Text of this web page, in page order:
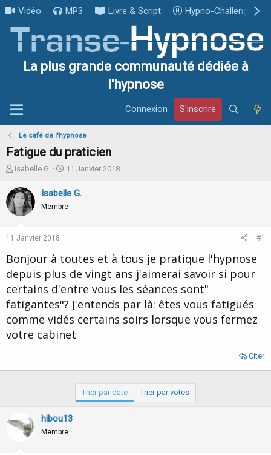
Vidéo MP3 Livre & Script Hypno-Challenge
La plus grande communauté dédiée à
l'hypnose
Connexion S'inscrire
Le café de l'hypnose
Fatigue du praticien
I
i
t
i
u
d
e
a
d
i
n
Isabelle G.
D
t
d
b
t
11 Janvier 2018
Isabelle G.
Membre
11 Janvier 2018 #1
Bonjour à toutes et à tous je pratique l'hypnose
depuis plus de vingt ans j'aimerai savoir si pour
certains d'entre vous les séances sont"
fatigantes"? J'entends par là: êtes vous fatigués
comme vidés certains soirs lorsque vous fermez
votre cabinet
Citer
Trier par date Trier par votes
hibou13
Membre